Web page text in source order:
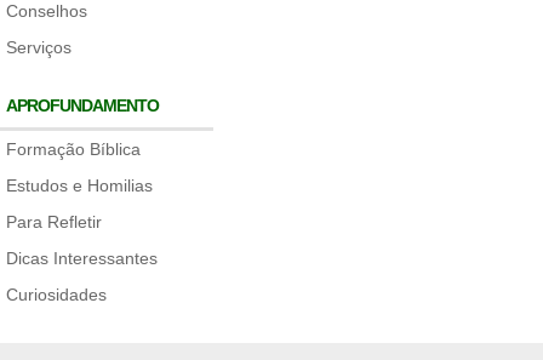
Conselhos
Serviços
APROFUNDAMENTO
Formação Bíblica
Estudos e Homilias
Para Refletir
Dicas Interessantes
Curiosidades